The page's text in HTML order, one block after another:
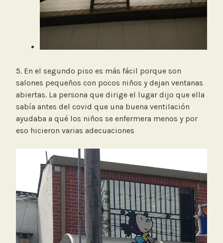
5. En el segundo piso es más fácil porque son
salones pequeños con pocos niños y dejan ventanas
abiertas. La persona que dirige el lugar dijo que ella
sabía antes del covid que una buena ventilación
ayudaba a qué los niños se enfermera menos y por
eso hicieron varias adecuaciones